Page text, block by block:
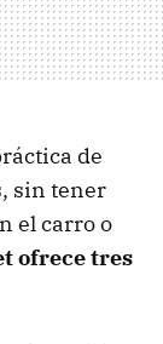
de
sin tener
el carro o
ofrece tres